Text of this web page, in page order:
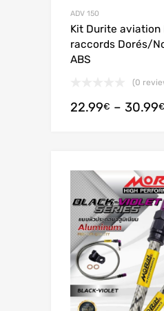
ADV 150
Kit Durite aviation
raccords Dorés/
ABS
(0
22.99€ – 30.99€